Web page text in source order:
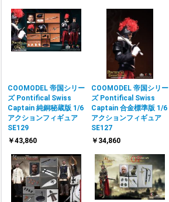
COOMODEL 帝国シリー
ズ Pontifical Swiss
Captain 純銅秘蔵版 1/6
アクションフィギュア
SE129
￥43,860
COOMODEL 帝国シリー
ズ Pontifical Swiss
Captain 合金標準版 1/6
アクションフィギュア
SE127
￥34,860